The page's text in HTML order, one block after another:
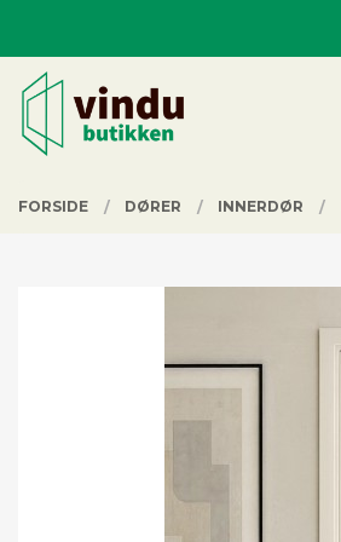
innholdet
PRODUKTER
Lukk
FORSIDE DØRER INNERDØR